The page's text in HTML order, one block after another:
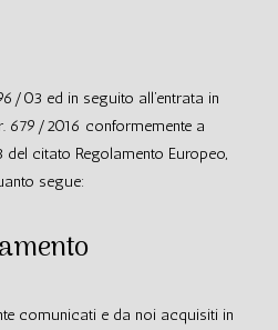
03 ed in seguito all’entrata in
679/2016 conformemente a
del citato Regolamento Europeo,
segue:
comunicati e da noi acquisiti in